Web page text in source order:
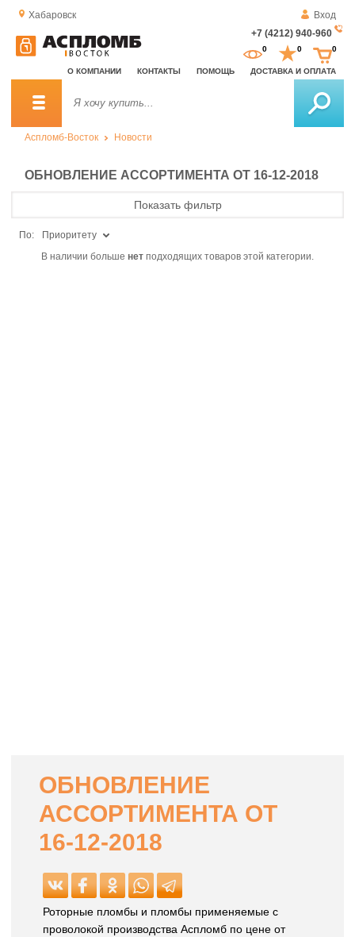
Хабаровск
Вход
+7 (4212) 940-960
О КОМПАНИИ КОНТАКТЫ ПОМОЩЬ ДОСТАВКА И ОПЛАТА
0 0 0
Аспломб-Восток Новости
ОБНОВЛЕНИЕ АССОРТИМЕНТА ОТ 16-12-2018
Показать фильтр
По:
Приоритету
В наличии больше нет подходящих товаров этой категории.
ОБНОВЛЕНИЕ
АССОРТИМЕНТА ОТ
16-12-2018
Роторные пломбы и пломбы применяемые с
проволокой производства Аспломб по цене от